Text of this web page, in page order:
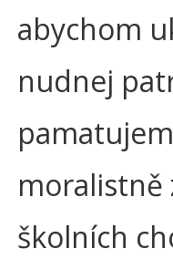
abychom
nudnej
moralistně
školních